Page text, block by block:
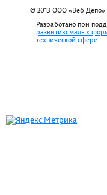
© 2013 ООО «Веб Депо»
Разработано при
развитию малых
технической сфере